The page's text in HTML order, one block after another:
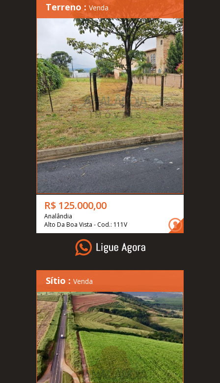
Terreno : Venda
R$ 125.000,00
Analândia
Alto Da Boa Vista - Cod.: 111V
Sítio : Venda